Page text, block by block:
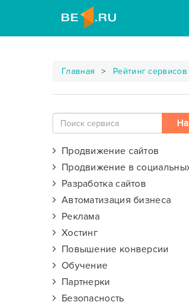
Главная Рейтинг сервисов
Продвижение сайтов
Продвижение в
Разработка сайтов
Автоматизация бизнеса
Реклама
Хостинг
Повышение конверсии
Обучение
Партнерки
Безопасность